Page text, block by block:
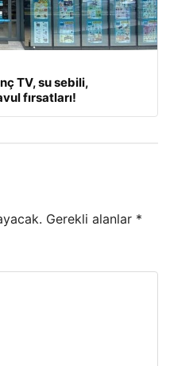
TV, su sebili,
fırsatları!
Gerekli alanlar *